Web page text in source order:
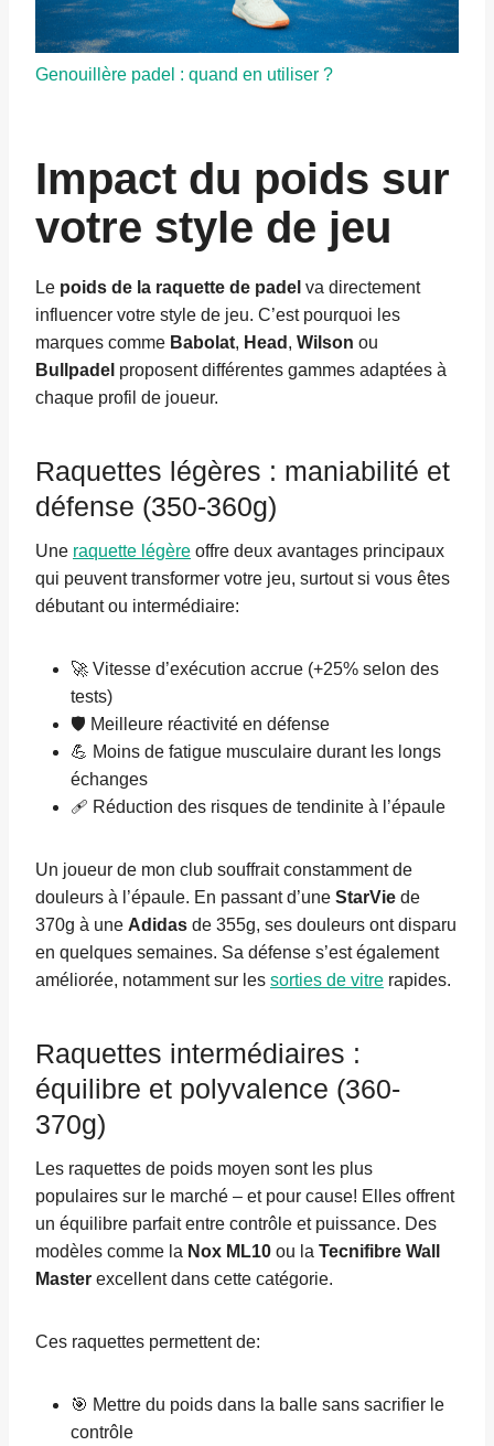
Genouillère padel : quand en utiliser ?
Impact du poids sur
votre style de jeu
Le poids de la raquette de padel va directement
influencer votre style de jeu. C’est pourquoi les
marques comme Babolat, Head , Wilson ou
Bullpadel proposent différentes gammes adaptées à
chaque profil de joueur.
Raquettes légères : maniabilité et
défense (350-360g)
Une raquette légère offre deux avantages principaux
qui peuvent transformer votre jeu, surtout si vous êtes
débutant ou intermédiaire:
🚀 Vitesse d’exécution accrue (+25% selon des
tests)
🛡️ Meilleure réactivité en défense
💪 Moins de fatigue musculaire durant les longs
échanges
🩹 Réduction des risques de tendinite à l’épaule
Un joueur de mon club souffrait constamment de
douleurs à l’épaule. En passant d’une StarVie de
370g à une Adidas de 355g, ses douleurs ont disparu
en quelques semaines. Sa défense s’est également
améliorée, notamment sur les sorties de vitre rapides.
Raquettes intermédiaires :
équilibre et polyvalence (360-
370g)
Les raquettes de poids moyen sont les plus
populaires sur le marché – et pour cause! Elles offrent
un équilibre parfait entre contrôle et puissance. Des
modèles comme la Nox ML10 ou la Tecnifibre Wall
Master excellent dans cette catégorie.
Ces raquettes permettent de:
🎯 Mettre du poids dans la balle sans sacrifier le
contrôle